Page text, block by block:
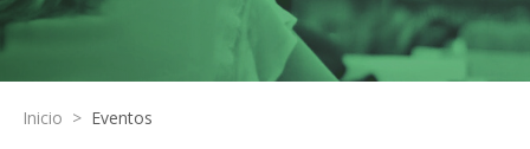
Inicio > Eventos